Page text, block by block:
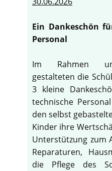
Ein Dankeschön
Personal
Im Rahmen
gestalteten die
3 kleine
technische
den selbst
Kinder ihre
Unterstützung zum
Reparaturen,
die Pflege des